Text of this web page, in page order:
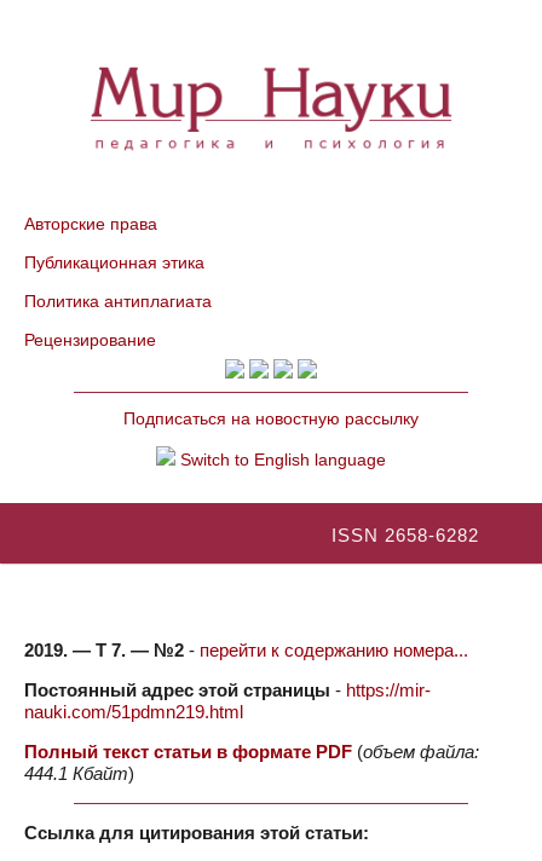
Авторские права
Публикационная этика
Политика антиплагиата
Рецензирование
Подписаться на новостную рассылку
Switch to English language
ISSN 2658-6282
2019. — Т 7. — №2 - перейти к содержанию номера...
Постоянный адрес этой страницы - https://mir-
nauki.com/51pdmn219.html
Полный текст статьи в формате PDF (объем файла:
444.1 Кбайт)
Ссылка для цитирования этой статьи: